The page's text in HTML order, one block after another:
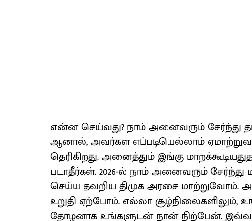
என்ன செய்வது? நாம் அனைவரும் சேர்ந்து
ஆனால், அவர்கள் எப்படியெல்லாம்
தெரிகிறது. அனைத்தும் இங்கு
படாதீர்கள். 2026-ல் நாம் அனைவரும் சேர்ந்து
செய்ய தவறிய திமுக அரசை மாற்றுவோம்.
உறுதி ஏற்போம். எல்லா சூழ்நிலைகளிலும்,
தோழனாக உங்களுடன் நான் நிற்பேன்.